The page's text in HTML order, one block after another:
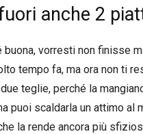
anche 2
vorresti non finisse
tempo fa, ma ora non ti
teglie, perché la
puoi scaldarla un attimo
la rende ancora più